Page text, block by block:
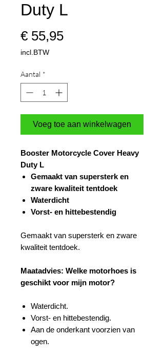
Duty L
€ 55,95Prijs
incl.BTW
Aantal *
Voeg toe aan winkelwagen
Booster Motorcycle Cover Heavy
Duty L
Gemaakt van supersterk en
zware kwaliteit tentdoek
Waterdicht
Vorst- en hittebestendig
Gemaakt van supersterk en zware
kwaliteit tentdoek.
Maatadvies: Welke motorhoes is
geschikt voor mijn motor?
Waterdicht.
Vorst- en hittebestendig.
Aan de onderkant voorzien van
ogen.